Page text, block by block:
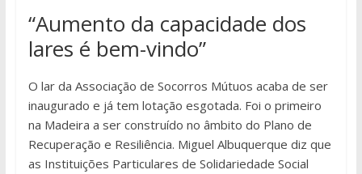
“Aumento da capacidade dos
lares é bem-vindo”
O lar da Associação de Socorros Mútuos acaba de ser
inaugurado e já tem lotação esgotada. Foi o primeiro
na Madeira a ser construído no âmbito do Plano de
Recuperação e Resiliência. Miguel Albuquerque diz que
as Instituições Particulares de Solidariedade Social